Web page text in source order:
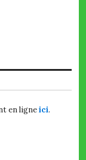
en ligneici.